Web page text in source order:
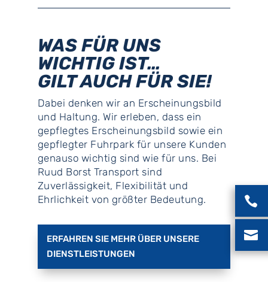


WAS FÜR UNS
WICHTIG IST…
GILT AUCH FÜR SIE!
Dabei denken wir an Erscheinungsbild
und Haltung. Wir erleben, dass ein
gepflegtes Erscheinungsbild sowie ein
gepflegter Fuhrpark für unsere Kunden
genauso wichtig sind wie für uns. Bei
Ruud Borst Transport sind
Zuverlässigkeit, Flexibilität und
Ehrlichkeit von größter Bedeutung.
ERFAHREN SIE MEHR ÜBER UNSERE
DIENSTLEISTUNGEN